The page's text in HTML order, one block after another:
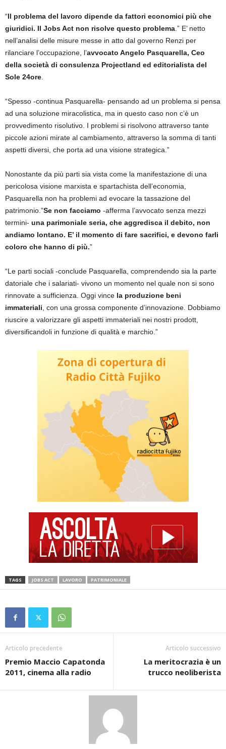
“Il problema del lavoro dipende da fattori economici più che
giuridici. Il Jobs Act non risolve questo problema .” E’ netto
nell’analisi delle misure messe in atto dal governo Renzi per
rilanciare l’occupazione, l’avvocato Angelo Pasquarella, Ceo
della società di consulenza Projectland ed editorialista del
Sole 24ore
“Spesso -continua Pasquarella- pensando ad un problema si pensa
ad una soluzione miracolistica, ma in questo caso non c’è un
provvedimento risolutivo. I problemi si risolvono attraverso tante
piccole azioni mirate al cambiamento, attraverso la somma di tanti
aspetti diversi, che porta ad una visione strategica.”
Nonostante da più parti sia vista come la manifestazione di una
pericolosa visione marxista e spartachista dell’economia,
Pasquarella non ha problemi ad evocare la tassazione del
patrimonio.”Se non facciamo -afferma l’avvocato senza mezzi
termini- una parimoniale seria, che aggredisca il debito, non
andiamo lontano. E’ il momento di fare sacrifici, e devono farli
coloro che hanno di più.”
“Le parti sociali -conclude Pasquarella, comprendendo sia la parte
datoriale che i salariati- vivono un momento nel quale non si sono
rinnovate a sufficienza. Oggi vince la produzione beni
immateriali , con una grossa componente d’innovazione. Dobbiamo
riuscire a valorizzare gli aspetti immateriali nei nostri prodott,
diversificandoli in funzione di qualità e marchio.”
TAGS JOBS ACT LAVORO PATRIMONIALE
Articolo precedente
Premio Maccio Capatonda
2011, cinema alla radio
Articolo successivo
La meritocrazia è un
trucco neoliberista